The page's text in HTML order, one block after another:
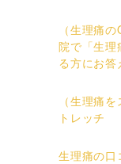
（生理痛
院で「生理
る方にお答
（生理痛
トレッチ
生理痛の